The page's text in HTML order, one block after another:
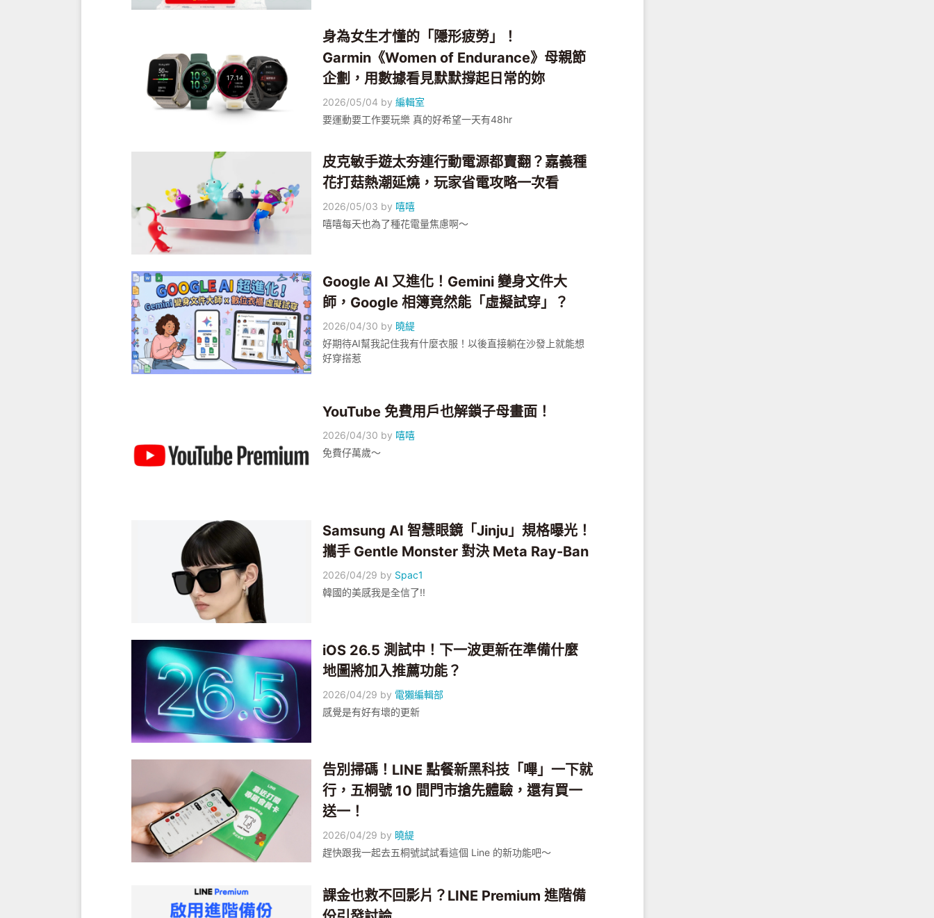
身為女生才懂的「隱形疲勞」！
Garmin《Women of Endurance》母親節
企劃，用數據看見默默撐起日常的妳
2026/05/04 by編輯室
要運動要工作要玩樂 真的好希望一天有48hr
皮克敏手遊太夯連行動電源都賣翻？嘉義種
花打菇熱潮延燒，玩家省電攻略一次看
2026/05/03 by 嘻嘻
嘻嘻每天也為了種花電量焦慮啊～
Google AI 又進化！Gemini 變身文件大
師，Google 相簿竟然能「虛擬試穿」？
2026/04/30 by 曉緹
好期待AI幫我記住我有什麼衣服！以後直接躺在沙發上就能想
好穿搭惹
YouTube 免費用戶也解鎖子母畫面！
2026/04/30 by 嘻嘻
免費仔萬歲～
Samsung AI 智慧眼鏡「Jinju」規格曝光！
攜手 Gentle Monster 對決 Meta Ray-Ban
2026/04/29 by Spac1
韓國的美感我是全信了!!
iOS 26.5 測試中！下一波更新在準備什麼
地圖將加入推薦功能？
2026/04/29 by 電獺編輯部
感覺是有好有壞的更新
告別掃碼！LINE 點餐新黑科技「嗶」一下就
行，五桐號 10 間門市搶先體驗，還有買一
送一！
2026/04/29 by 曉緹
趕快跟我一起去五桐號試試看這個 Line 的新功能吧～
課金也救不回影片？LINE Premium 進階備